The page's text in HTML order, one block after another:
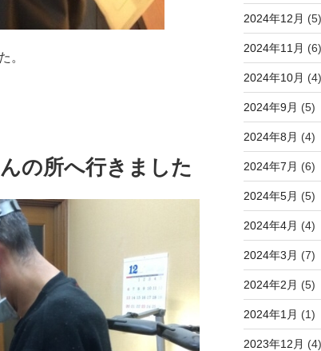
。
の所へ行きました
2024年12月 (5)
2024年11月 (6)
2024年10月 (4)
2024年9月 (5)
2024年8月 (4)
2024年7月 (6)
2024年5月 (5)
2024年4月 (4)
2024年3月 (7)
2024年2月 (5)
2024年1月 (1)
2023年12月 (4)